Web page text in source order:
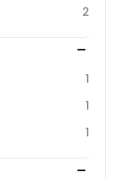
2
1
1
1